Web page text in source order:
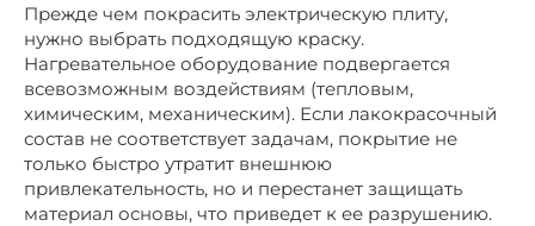
Прежде чем покрасить электрическую плиту,
нужно выбрать подходящую краску.
Нагревательное оборудование подвергается
всевозможным воздействиям (тепловым,
химическим, механическим). Если лакокрасочный
состав не соответствует задачам, покрытие не
только быстро утратит внешнюю
привлекательность, но и перестанет защищать
материал основы, что приведет к ее разрушению.